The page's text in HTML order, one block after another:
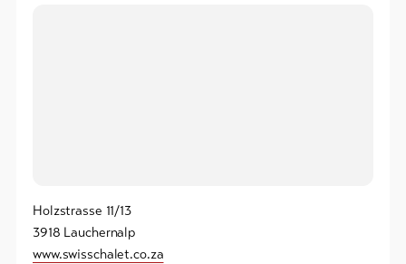
Holzstrasse 11/13
3918 Lauchernalp
www.swisschalet.co.za